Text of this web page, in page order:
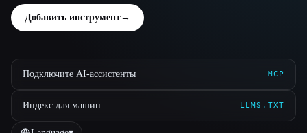
Добавить инструмент→
Подключите AI-ассистенты MCP
Индекс для машин LLMS.TXT